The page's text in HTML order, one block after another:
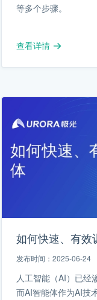
等多个步骤。
查看详情
如何快速、有效
发布时间：2025-06-24
人工智能（AI）已经
而AI智能体作为AI技